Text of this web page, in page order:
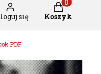
się
Produkty w
Koszyk
PDF